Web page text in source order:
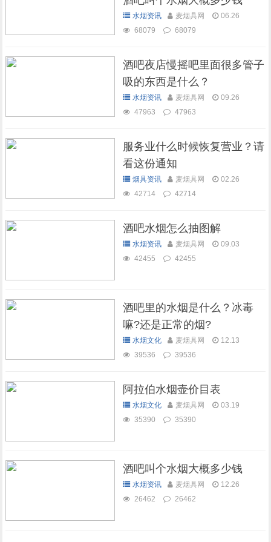
水烟资讯 麦烟具网
06.26
68079
68079
酒吧夜店慢摇吧里面很多管子
吸的东西是什么？
水烟资讯 麦烟具网
09.26
47963
47963
服务业什么时候恢复营业？请
看这份通知
烟具资讯 麦烟具网
02.26
42714
42714
酒吧水烟怎么抽图解
水烟资讯 麦烟具网
09.03
42455
42455
酒吧里的水烟是什么？冰毒
嘛?还是正常的烟?
水烟文化 麦烟具网
12.13
39536
39536
阿拉伯水烟壶价目表
水烟文化 麦烟具网
03.19
35390
35390
酒吧叫个水烟大概多少钱
水烟资讯 麦烟具网
12.26
26462
26462